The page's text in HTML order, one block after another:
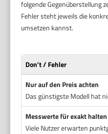
folgende Gegenüberstellung
Fehler steht jeweils die
umsetzen kannst.
Don’t / Fehler
Nur auf den Preis achten
Das günstigste Modell hat
Messwerte für exakt halten
Viele Nutzer erwarten